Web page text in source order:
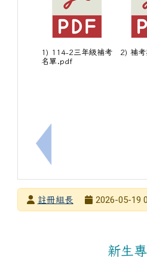
上一筆：數位辦公室辦
1) 114-2三年級補考
名單.pdf
2) 補
發布者註冊組長
2026-05-19
新生